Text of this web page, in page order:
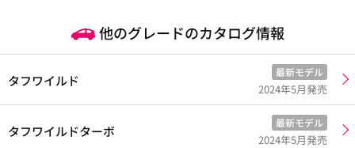
他のグレードのカタログ情報
タフワイルド
最新モデル
2024年5月発売
タフワイルドターボ
最新モデル
2024年5月発売